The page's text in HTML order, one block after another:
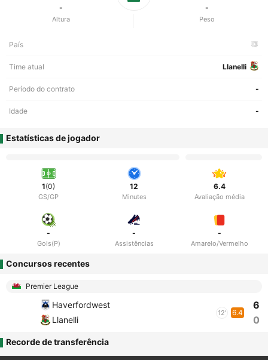
-
Altura
-
Peso
País
Time atual Llanelli
Período do contrato -
Idade -
Estatísticas de jogador
1(0)
GS/GP
12
Minutes
6.4
Avaliação média
-
Gols(P)
-
Assistências
-
Amarelo/Vermelho
Concursos recentes
Premier League
Haverfordwest
Llanelli
12' 6.4
6
0
Recorde de transferência